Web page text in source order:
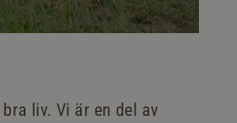
liv. Vi är en del av